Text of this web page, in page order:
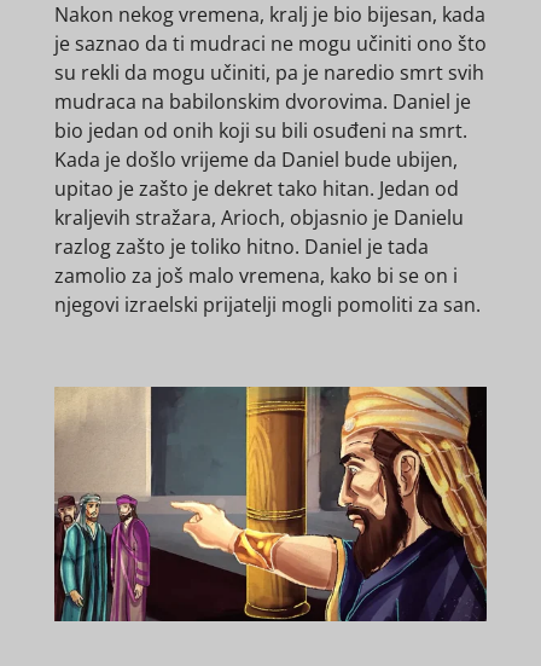
Nakon nekog vremena, kralj je bio bijesan, kada
je saznao da ti mudraci ne mogu učiniti ono što
su rekli da mogu učiniti, pa je naredio smrt svih
mudraca na babilonskim dvorovima. Daniel je
bio jedan od onih koji su bili osuđeni na smrt.
Kada je došlo vrijeme da Daniel bude ubijen,
upitao je zašto je dekret tako hitan. Jedan od
kraljevih stražara, Arioch, objasnio je Danielu
razlog zašto je toliko hitno. Daniel je tada
zamolio za još malo vremena, kako bi se on i
njegovi izraelski prijatelji mogli pomoliti za san.